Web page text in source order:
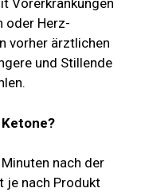
Vorerkrankungen
oder Herz-
vorher ärztlichen
und Stillende
nach der
je nach Produkt